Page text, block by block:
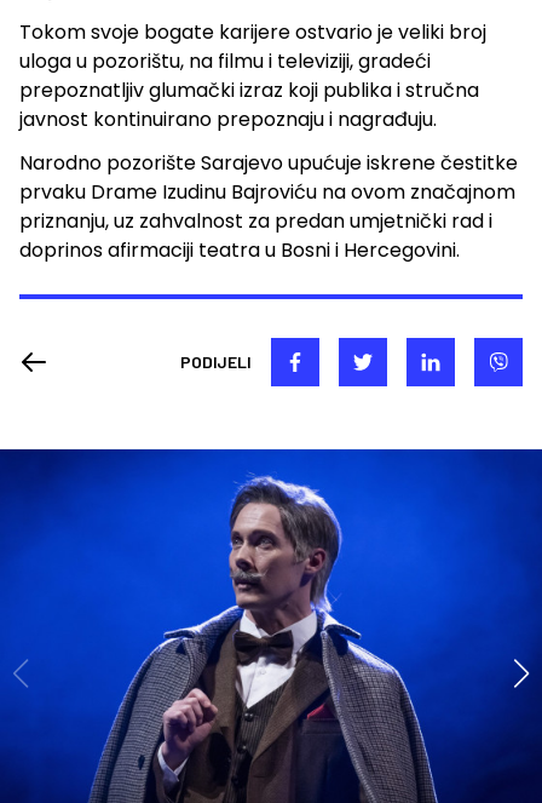
Tokom svoje bogate karijere ostvario je veliki broj
uloga u pozorištu, na filmu i televiziji, gradeći
prepoznatljiv glumački izraz koji publika i stručna
javnost kontinuirano prepoznaju i nagrađuju.
Narodno pozorište Sarajevo upućuje iskrene čestitke
prvaku Drame Izudinu Bajroviću na ovom značajnom
priznanju, uz zahvalnost za predan umjetnički rad i
doprinos afirmaciji teatra u Bosni i Hercegovini.
PODIJELI